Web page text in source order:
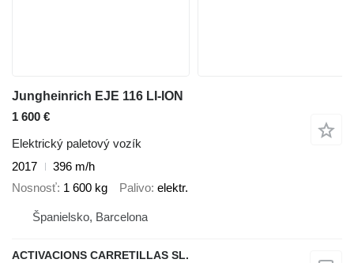
Jungheinrich EJE 116 LI-ION
1 600 €
Elektrický paletový vozík
2017
396 m/h
Nosnosť 1 600 kg Palivo elektr.
Španielsko, Barcelona
ACTIVACIONS CARRETILLAS SL.